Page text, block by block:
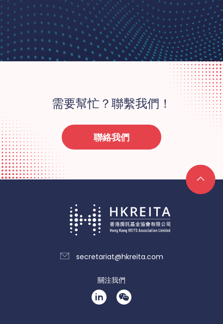
需要幫忙？聯繫我們！
聯絡我們
secretariat@hkreita.com
關注我們